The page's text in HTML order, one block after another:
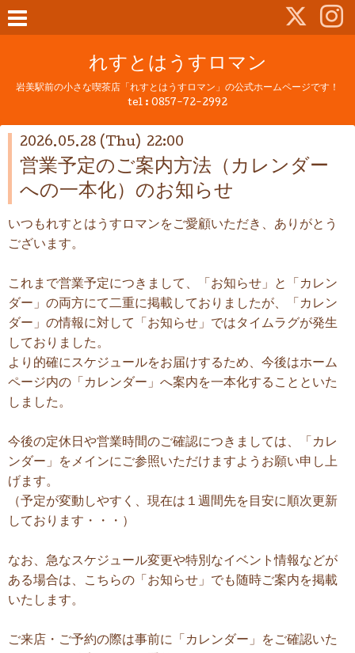
れすとはうすロマン
岩美駅前の小さな喫茶店「れすとはうすロマン」の公式ホームページです！
tel : 0857-72-2992
2026.05.28 (Thu) 22:00
営業予定のご案内方法（カレンダー
への一本化）のお知らせ
いつもれすとはうすロマンをご愛顧いただき、ありがとう
ございます。
これまで営業予定につきまして、「お知らせ」と「カレン
ダー」の両方にて二重に掲載しておりましたが、「カレン
ダー」の情報に対して「お知らせ」ではタイムラグが発生
しておりました。
より的確にスケジュールをお届けするため、今後はホーム
ページ内の「カレンダー」へ案内を一本化することといた
しました。
今後の定休日や営業時間のご確認につきましては、「カレ
ンダー」をメインにご参照いただけますようお願い申し上
げます。
（予定が変動しやすく、現在は１週間先を目安に順次更新
しております・・・）
なお、急なスケジュール変更や特別なイベント情報などが
ある場合は、こちらの「お知らせ」でも随時ご案内を掲載
いたします。
ご来店・ご予約の際は事前に「カレンダー」をご確認いた